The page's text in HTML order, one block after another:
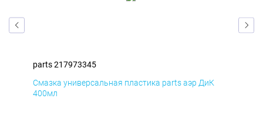
parts 217973345
Смазка универсальная пластика parts аэр ДиК
400мл